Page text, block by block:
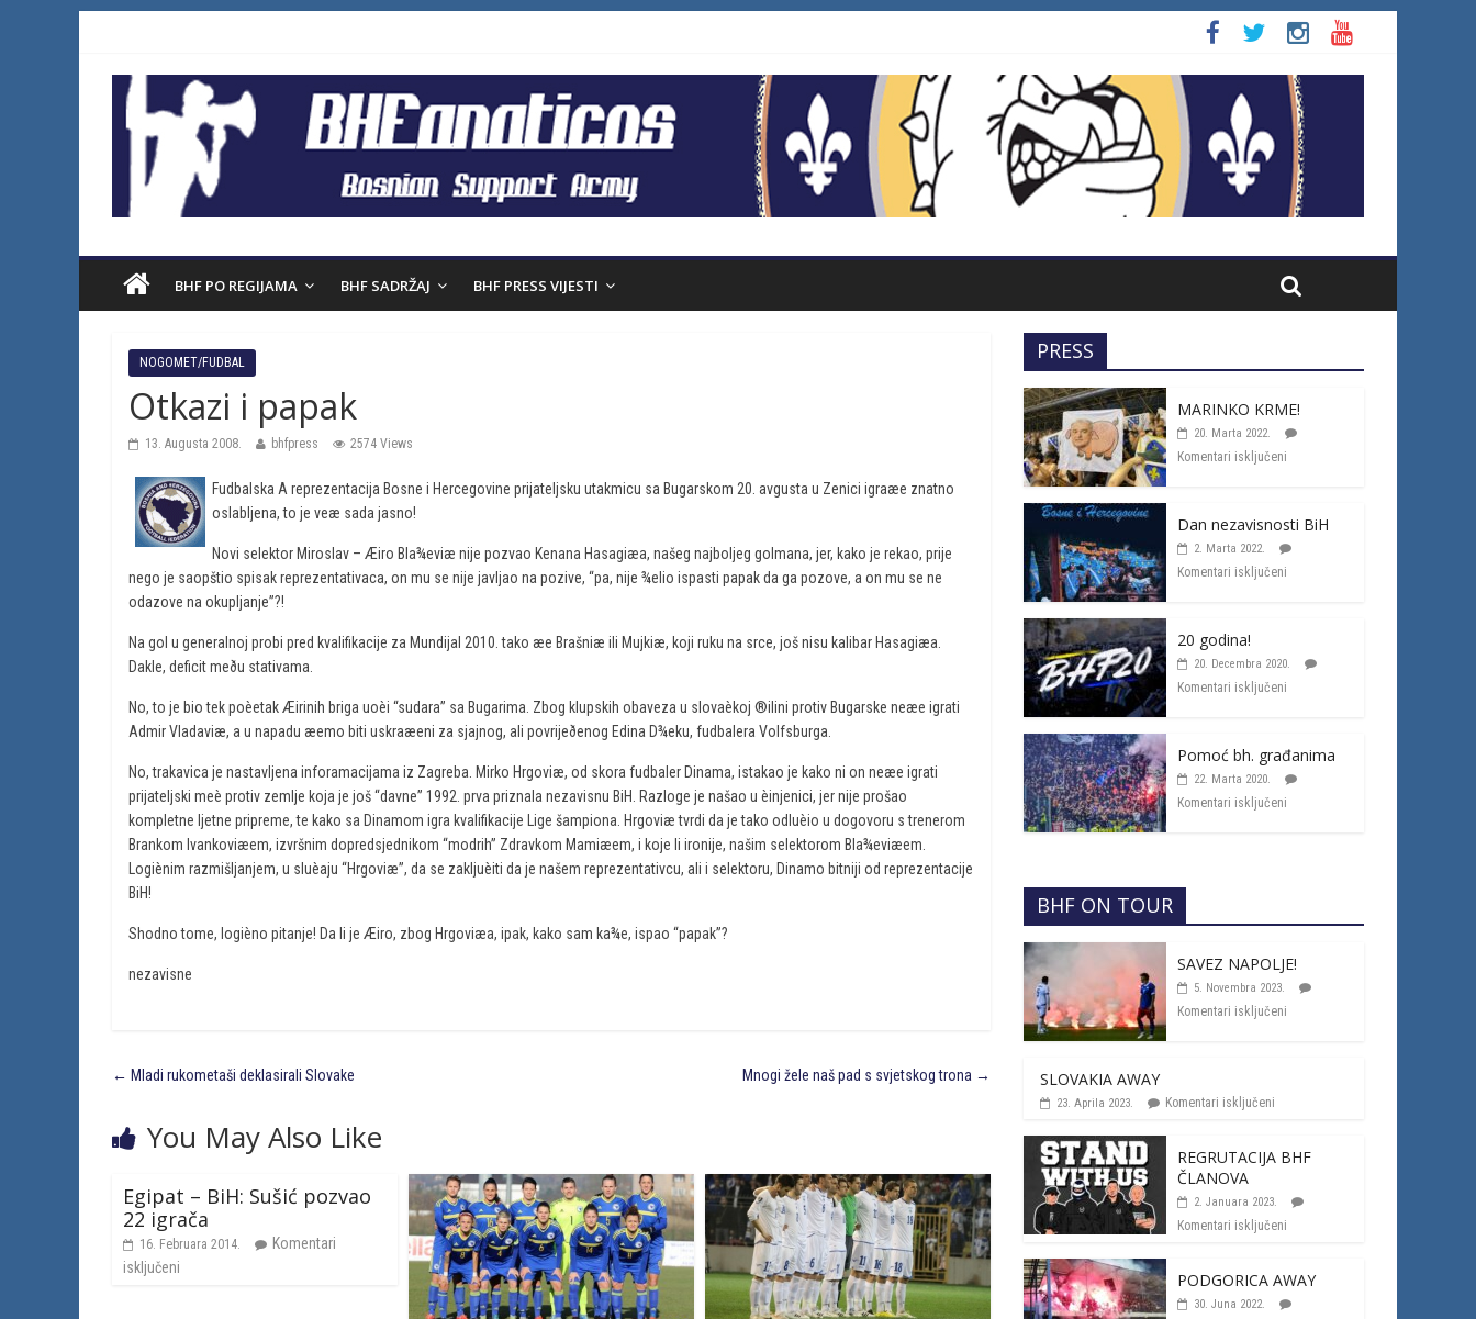
BHF PO REGIJAMA BHF SADRŽAJ BHF PRESS VIJESTI
NOGOMET/FUDBAL
Otkazi i papak
13. Augusta 2008. bhfpress 2574 Views
Fudbalska A reprezentacija Bosne i Hercegovine prijateljsku utakmicu sa Bugarskom 20. avgusta u Zenici igraæe znatno
oslabljena, to je veæ sada jasno!
Novi selektor Miroslav – Æiro Bla¾eviæ nije pozvao Kenana Hasagiæa, našeg najboljeg golmana, jer, kako je rekao, prije
nego je saopštio spisak reprezentativaca, on mu se nije javljao na pozive, “pa, nije ¾elio ispasti papak da ga pozove, a on mu se ne
odazove na okupljanje”?!
Na gol u generalnoj probi pred kvalifikacije za Mundijal 2010. tako æe Brašniæ ili Mujkiæ, koji ruku na srce, još nisu kalibar Hasagiæa.
Dakle, deficit meðu stativama.
No, to je bio tek poèetak Æirinih briga uoèi “sudara” sa Bugarima. Zbog klupskih obaveza u slovaèkoj ®ilini protiv Bugarske neæe igrati
Admir Vladaviæ, a u napadu æemo biti uskraæeni za sjajnog, ali povrijeðenog Edina D¾eku, fudbalera Volfsburga.
No, trakavica je nastavljena inforamacijama iz Zagreba. Mirko Hrgoviæ, od skora fudbaler Dinama, istakao je kako ni on neæe igrati
prijateljski meè protiv zemlje koja je još “davne” 1992. prva priznala nezavisnu BiH. Razloge je našao u èinjenici, jer nije prošao
kompletne ljetne pripreme, te kako sa Dinamom igra kvalifikacije Lige šampiona. Hrgoviæ tvrdi da je tako odluèio u dogovoru s trenerom
Brankom Ivankoviæem, izvršnim dopredsjednikom “modrih” Zdravkom Mamiæem, i koje li ironije, našim selektorom Bla¾eviæem.
Logiènim razmišljanjem, u sluèaju “Hrgoviæ”, da se zakljuèiti da je našem reprezentativcu, ali i selektoru, Dinamo bitniji od reprezentacije
BiH!
Shodno tome, logièno pitanje! Da li je Æiro, zbog Hrgoviæa, ipak, kako sam ka¾e, ispao “papak”?
nezavisne
← Mladi rukometaši deklasirali Slovake Mnogi žele naš pad s svjetskog trona →
You May Also Like
Egipat – BiH: Sušić pozvao
22 igrača
16. Februara 2014.
Komentari
isključeni
PRESS
MARINKO KRME!
20. Marta 2022.
Komentari isključeni
Dan nezavisnosti BiH
2. Marta 2022.
Komentari isključeni
20 godina!
20. Decembra 2020.
Komentari isključeni
Pomoć bh. građanima
22. Marta 2020.
Komentari isključeni
BHF ON TOUR
SAVEZ NAPOLJE!
5. Novembra 2023.
Komentari isključeni
SLOVAKIA AWAY
23. Aprila 2023. Komentari isključeni
REGRUTACIJA BHF
ČLANOVA
2. Januara 2023.
Komentari isključeni
PODGORICA AWAY
30. Juna 2022.